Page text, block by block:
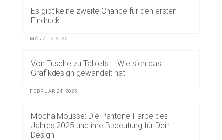
Es gibt keine zweite Chance für den ersten
Eindruck
MÄRZ 19, 2025
Von Tusche zu Tablets – Wie sich das
Grafikdesign gewandelt hat
FEBRUAR 24, 2025
Mocha Mousse: Die Pantone-Farbe des
Jahres 2025 und ihre Bedeutung für Dein
Design